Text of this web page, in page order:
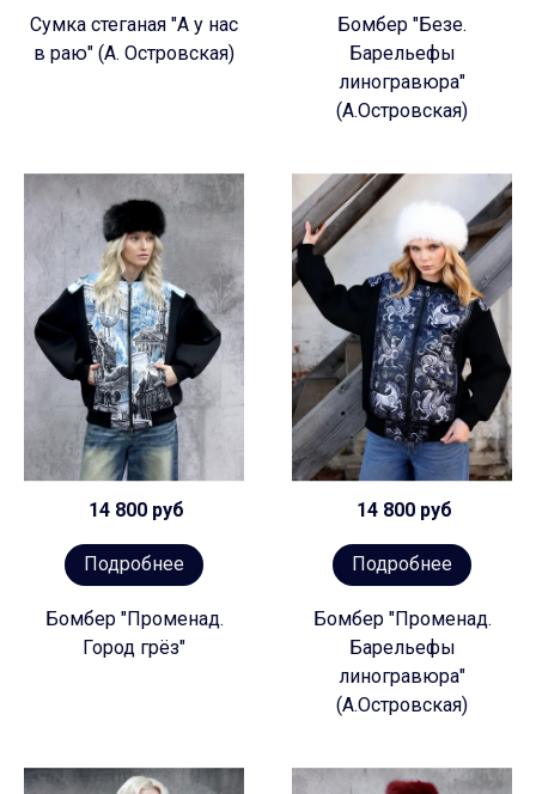
Сумка стеганая "А у нас
в раю" (А. Островская)
Бомбер "Безе.
Барельефы
линогравюра"
(А.Островская)
14 800 руб
Подробнее
Бомбер "Променад.
Город грёз"
14 800 руб
Подробнее
Бомбер "Променад.
Барельефы
линогравюра"
(А.Островская)